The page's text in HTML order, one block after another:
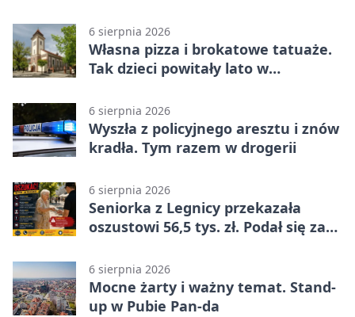
6 sierpnia 2026
Własna pizza i brokatowe tatuaże.
Tak dzieci powitały lato w
6 sierpnia 2026
Wyszła z policyjnego aresztu i znów
kradła. Tym razem w drogerii
6 sierpnia 2026
Seniorka z Legnicy przekazała
oszustowi 56,5 tys. zł. Podał się za
6 sierpnia 2026
Mocne żarty i ważny temat. Stand-
up w Pubie Pan-da